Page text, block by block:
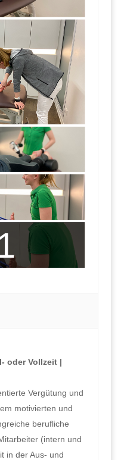
oder Vollzeit |
Vergütung und
motivierten und
berufliche
(intern und
in der Aus- und